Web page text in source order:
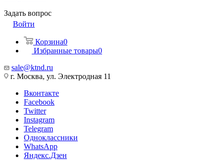
Задать вопрос
Войти
Корзина0
Избранные товары0
sale@ktnd.ru
г. Москва, ул. Электродная 11
Вконтакте
Facebook
Twitter
Instagram
Telegram
Одноклассники
WhatsApp
Яндекс.Дзен